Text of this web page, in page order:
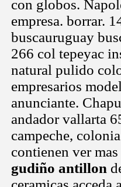
con globos.
empresa. borrar.
buscauruguay
266 col tepeyac
natural pulido
empresarios
anunciante.
andador vallarta
campeche,
contienen ver
gudiño antillon